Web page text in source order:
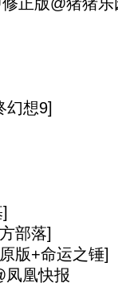
幻想9]
部落]
版+命运之锤]
凤凰快报